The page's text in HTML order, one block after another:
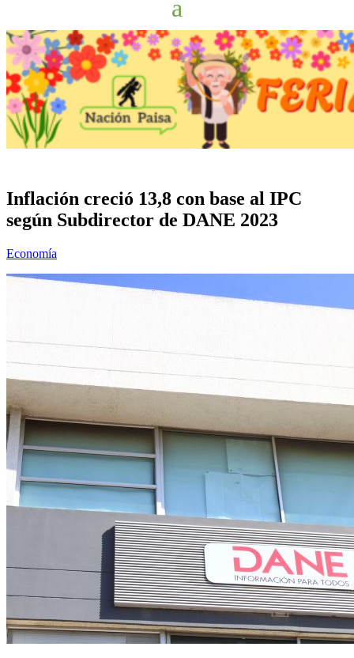
Inflación creció 13,8 con base al IPC
según Subdirector de DANE 2023
Economía